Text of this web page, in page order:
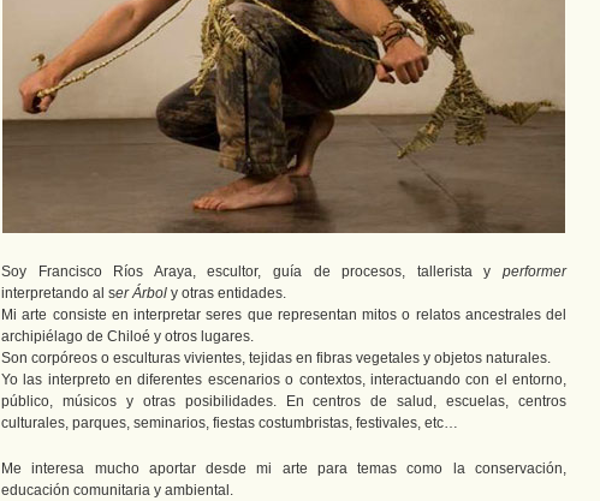
Soy Francisco Ríos Araya, escultor, guía de procesos, tallerista y performer
interpretando al ser Árbol y otras entidades.
Mi arte consiste en interpretar seres que representan mitos o relatos ancestrales del
archipiélago de Chiloé y otros lugares.
Son corpóreos o esculturas vivientes, tejidas en fibras vegetales y objetos naturales.
Yo las interpreto en diferentes escenarios o contextos, interactuando con el entorno,
público, músicos y otras posibilidades. En centros de salud, escuelas, centros
culturales, parques, seminarios, fiestas costumbristas, festivales, etc…
Me interesa mucho aportar desde mi arte para temas como la conservación,
educación comunitaria y ambiental.